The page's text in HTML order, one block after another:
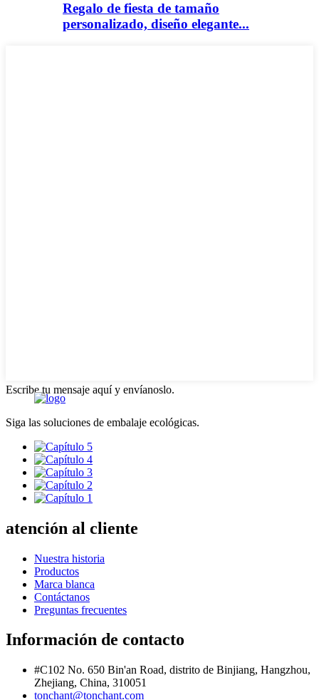
Regalo de fiesta de tamaño
personalizado, diseño elegante...
Escribe tu mensaje aquí y envíanoslo.
Siga las soluciones de embalaje ecológicas.
atención al cliente
Nuestra historia
Productos
Marca blanca
Contáctanos
Preguntas frecuentes
Información de contacto
#C102 No. 650 Bin'an Road, distrito de Binjiang, Hangzhou,
Zhejiang, China, 310051
tonchant@tonchant.com